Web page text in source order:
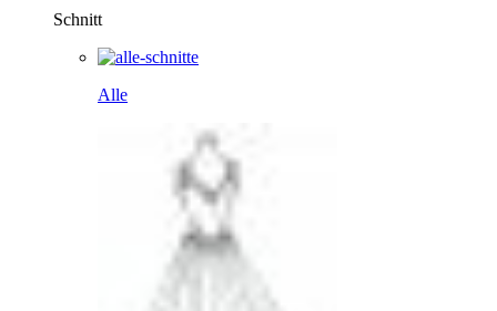
Schnitt
Alle